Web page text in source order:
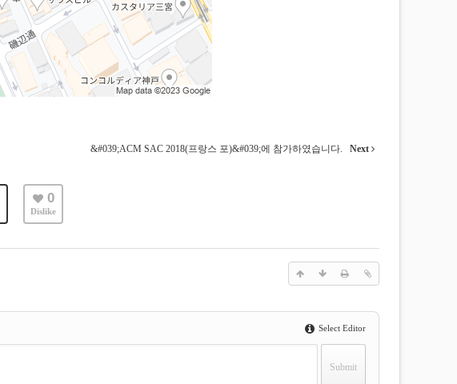
&#039;ACM SAC 2018(프랑스 포)&#039;에 참가하였습니다. Next
0
Dislike
Select Editor